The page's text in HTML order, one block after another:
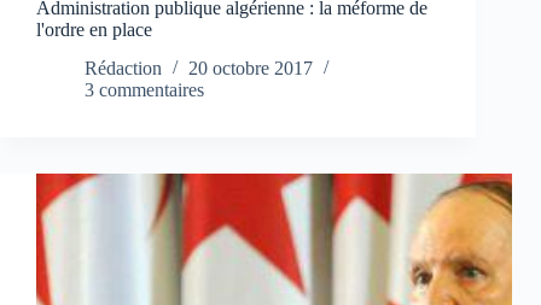
Administration publique algérienne : la méforme de
l'ordre en place
Rédaction
20 octobre 2017
3 commentaires